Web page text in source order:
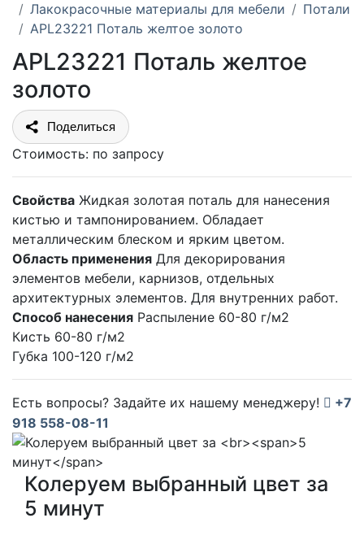
Лакокрасочные материалы для мебели
Потали
APL23221 Поталь желтое золото
APL23221 Поталь желтое
золото
Поделиться
Стоимость: по запросу
Свойства Жидкая золотая поталь для нанесения
кистью и тампонированием. Обладает
металлическим блеском и ярким цветом.
Область применения Для декорирования
элементов мебели, карнизов, отдельных
архитектурных элементов. Для внутренних работ.
Способ нанесения Распыление 60-80 г/м2
Кисть 60-80 г/м2
Губка 100-120 г/м2
Есть вопросы? Задайте их нашему менеджеру!
+7
918 558-08-11
Колеруем выбранный цвет за
5 минут